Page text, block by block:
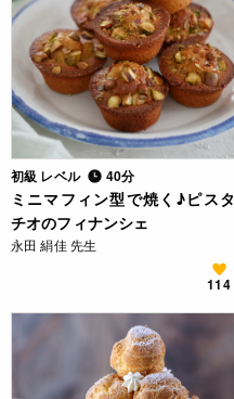
初級 レベル 40分
ミニマフィン型で焼く♪ピスタ
チオのフィナンシェ
永田 絹佳 先生
114